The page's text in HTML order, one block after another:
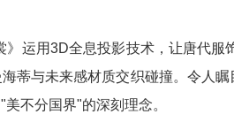
》运用3D全息投影技术，让唐代
蒂与未来感材质交织碰撞。令人
不分国界"的深刻理念。